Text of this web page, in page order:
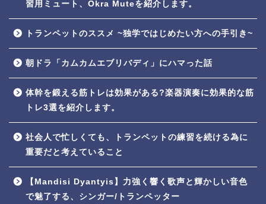
習用ミュート、Okra Muteを紹介します。
トランペットのススメ ~独学ではじめたい方への手引き~
朝ドラ「カムカムエブリバディ」にハマった話
体幹を鍛える筋トレは効果がある?楽器演奏に効果的な筋
トレ3選を紹介します。
社会人で忙しくても、トランペットの練習を続ける為に
重要だと考えていること
【Mandisi Dyantyis】力強く響く歌声と輝かしい音色
で魅了する、シンガー/トランペッター